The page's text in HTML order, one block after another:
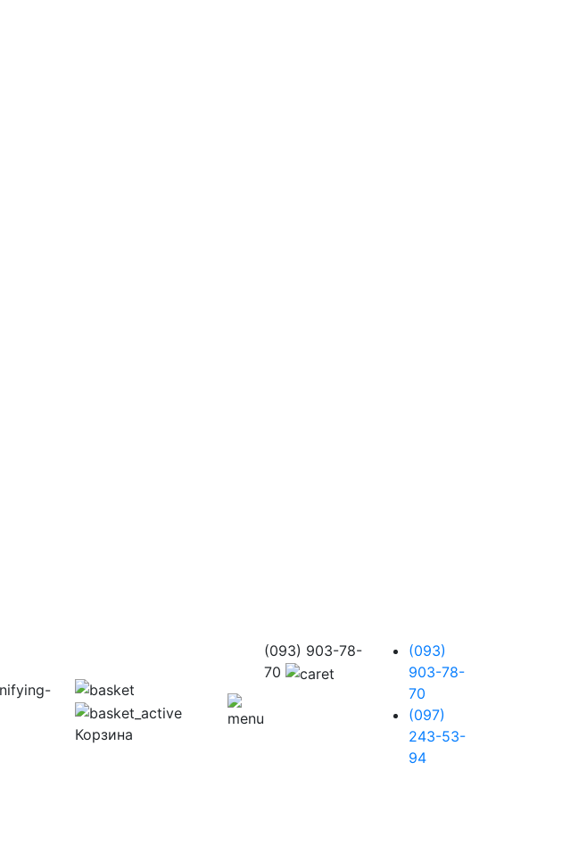
Корзина
(093) 903-78-
70
(093)
903-78-
70
(097)
243-53-
94